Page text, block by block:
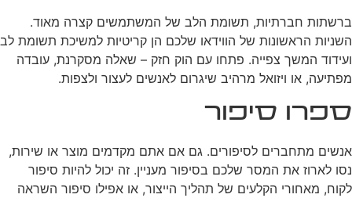
ברשתות חברתיות, תשומת הלב של המשתמשים קצרה מאוד.
השניות הראשונות של הווידאו שלכם הן קריטיות למשיכת תשומת לב
ועידוד המשך צפייה. פתחו עם הוק חזק – שאלה מסקרנת, עובדה
מפתיעה, או ויזואל מרהיב שיגרום לאנשים לעצור ולצפות.
ספרו סיפור
אנשים מתחברים לסיפורים. גם אם אתם מקדמים מוצר או שירות,
נסו לארוז את המסר שלכם בסיפור מעניין. זה יכול להיות סיפור
לקוח, מאחורי הקלעים של תהליך הייצור, או אפילו סיפור השראה